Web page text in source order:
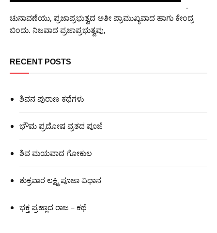
.
ಚುನಾವಣೆಯು, ಪ್ರಜಾಪ್ರಭುತ್ವದ ಅತೀ ಪ್ರಾಮುಖ್ಯವಾದ ಹಾಗು ಕೇಂದ್ರ
ಬಿಂದು. ನಿಜವಾದ ಪ್ರಜಾಪ್ರಭುತ್ವವು,
RECENT POSTS
ಶಿವನ ಪುರಾಣ ಕಥೆಗಳು
ಭೌಮ ಪ್ರದೋಷ ವ್ರತದ ಪೂಜೆ
ಶಿವ ಮಯವಾದ ಗೋಕುಲ
ಶುಕ್ರವಾರ ಲಕ್ಷ್ಮಿ ಪೂಜಾ ವಿಧಾನ
ಭಕ್ತ ಪ್ರಹ್ಲಾದ ರಾಜ – ಕಥೆ